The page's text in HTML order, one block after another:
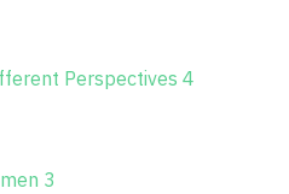
Perspectives 4
3